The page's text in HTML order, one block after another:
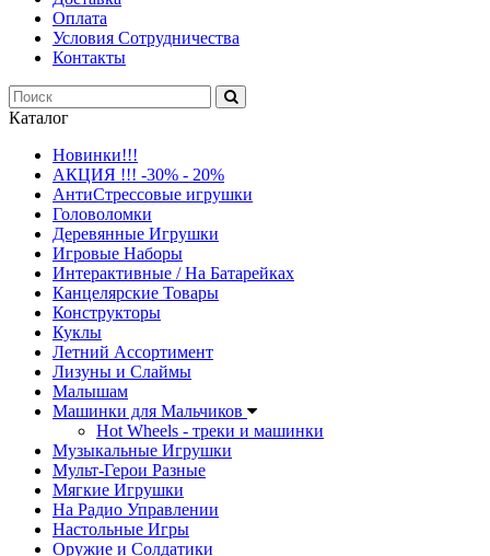
Оплата
Условия Сотрудничества
Контакты
Каталог
Новинки!!!
АКЦИЯ !!! -30% - 20%
АнтиСтрессовые игрушки
Головоломки
Деревянные Игрушки
Игровые Наборы
Интерактивные / На Батарейках
Канцелярские Товары
Конструкторы
Куклы
Летний Ассортимент
Лизуны и Слаймы
Малышам
Машинки для Мальчиков
Hot Wheels - треки и машинки
Музыкальные Игрушки
Мульт-Герои Разные
Мягкие Игрушки
На Радио Управлении
Настольные Игры
Оружие и Солдатики